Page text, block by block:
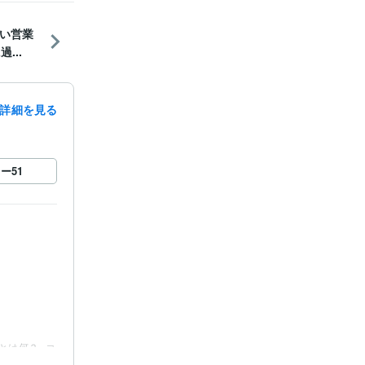
営業
...
細を見る
51
は何？ コ